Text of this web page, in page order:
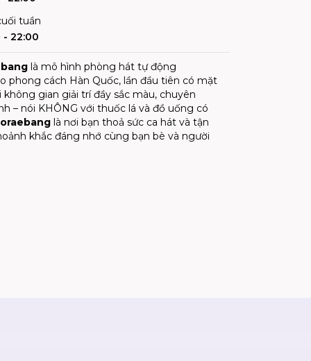
tuần
- 22:00
là mô hình phòng hát tự động
phong cách Hàn Quốc, lần đầu tiên có mặt
không gian giải trí đầy sắc màu, chuyên
– nói KHÔNG với thuốc lá và đồ uống có
là nơi bạn thoả sức ca hát và tận
khắc đáng nhớ cùng bạn bè và người